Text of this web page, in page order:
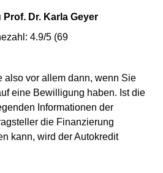
Dr. Karla Geyer
4.9/5 (69
also vor allem dann, wenn Sie
eine Bewilligung haben. Ist die
Informationen der
die Finanzierung
kann, wird der Autokredit